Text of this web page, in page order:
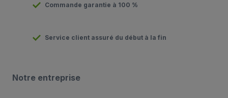
Commande garantie à 100 %
Service client assuré du début à la fin
Notre entreprise